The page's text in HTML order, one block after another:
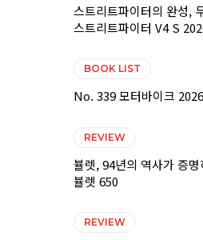
스트리트파이터의 완성,
스트리트파이터 V4 S
BOOK LIST
No. 339 모터바이크
REVIEW
뷸렛, 94년의 역사가 증
뷸렛 650
REVIEW